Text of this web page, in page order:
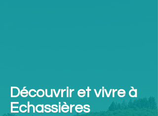
Découvrir et vivre à
Echassières